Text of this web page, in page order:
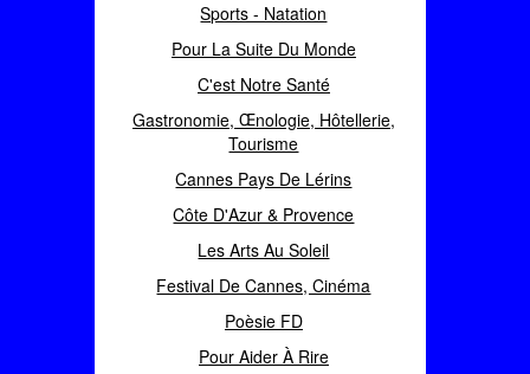
Sports - Natation
Pour La Suite Du Monde
C'est Notre Santé
Gastronomie, Œnologie, Hôtellerie,
Tourisme
Cannes Pays De Lérins
Côte D'Azur & Provence
Les Arts Au Soleil
Festival De Cannes, Cinéma
Poèsie FD
Pour Aider À Rire